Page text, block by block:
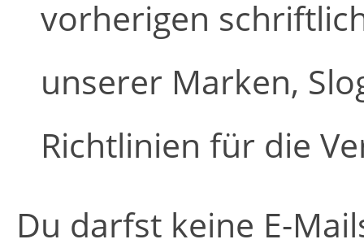
vorherigen
unserer Marken,
Richtlinien für die
Du darfst keine E-